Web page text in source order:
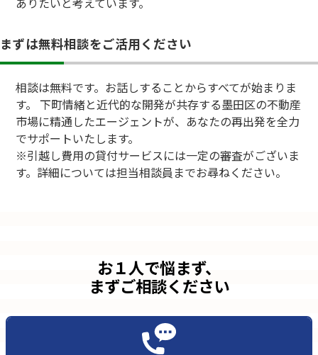
まずは無料相談をご活用ください
相談は無料です。お話しすることからすべてが始まりま
す。 下町情緒と近代的な開発が共存する墨田区の不動産
市場に精通したエージェントが、あなたの再出発を全力
でサポートいたします。
※引越し費用の貸付サービスには一定の審査がございま
す。詳細については担当相談員までお尋ねください。
お１人で悩まず、
まずご相談ください